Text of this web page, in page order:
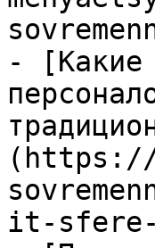
- [Какие
it-sfere-